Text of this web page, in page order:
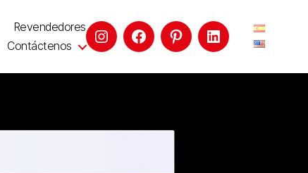
Revendedores
Contáctenos